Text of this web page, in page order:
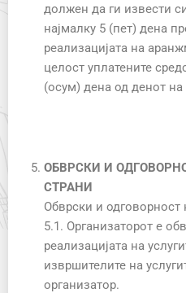
должен да ги извести
најмалку 5 (пет) дена
реализацијата на
целост уплатените
(осум) дена од денот
ОБВРСКИ И
СТРАНИ
Oбврски и одговорност
5.1. Организаторот е
реализацијата на
извршителите на
организатор.